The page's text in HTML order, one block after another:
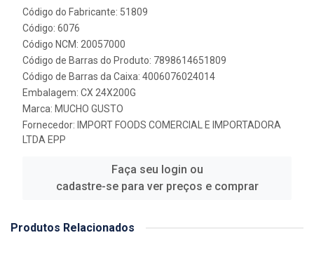
Código do Fabricante: 51809
Código: 6076
Código NCM: 20057000
Código de Barras do Produto: 7898614651809
Código de Barras da Caixa: 4006076024014
Embalagem: CX 24X200G
Marca: MUCHO GUSTO
Fornecedor: IMPORT FOODS COMERCIAL E IMPORTADORA
LTDA EPP
Faça seu login ou
cadastre-se para ver preços e comprar
Produtos Relacionados